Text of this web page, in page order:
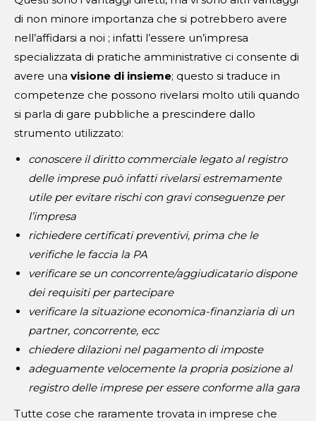
di non minore importanza che si potrebbero avere
nell’affidarsi a noi ; infatti l’essere un’impresa
specializzata di pratiche amministrative ci consente di
avere una visione di insieme; questo si traduce in
competenze che possono rivelarsi molto utili quando
si parla di gare pubbliche a prescindere dallo
strumento utilizzato:
conoscere il diritto commerciale legato al registro
delle imprese può infatti rivelarsi estremamente
utile per evitare rischi con gravi conseguenze per
l’impresa
richiedere certificati preventivi, prima che le
verifiche le faccia la PA
verificare se un concorrente/aggiudicatario dispone
dei requisiti per partecipare
verificare la situazione economica-finanziaria di un
partner, concorrente, ecc
chiedere dilazioni nel pagamento di imposte
adeguamente velocemente la propria posizione al
registro delle imprese per essere conforme alla gara
Tutte cose che raramente trovata in imprese che